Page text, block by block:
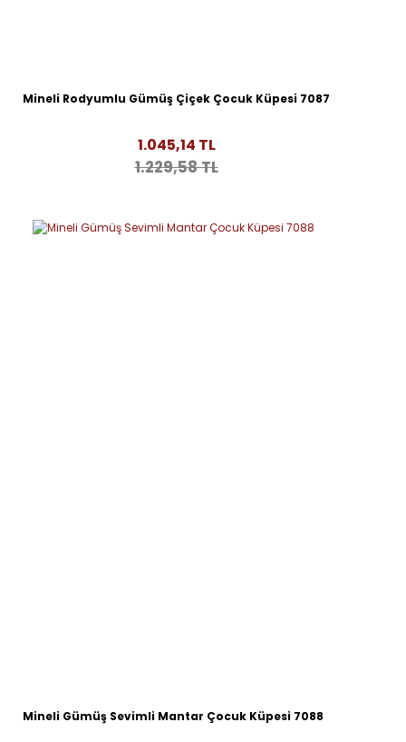
Mineli Rodyumlu Gümüş Çiçek Çocuk Küpesi 7087
1.045,14 TL
1.229,58 TL
Mineli Gümüş Sevimli Mantar Çocuk Küpesi 7088